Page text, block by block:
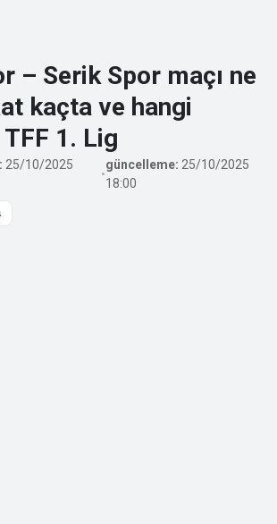
– Serik Spor maçı ne
kaçta ve hangi
1. Lig
25/10/2025
•
güncelleme: 25/10/2025
18:00